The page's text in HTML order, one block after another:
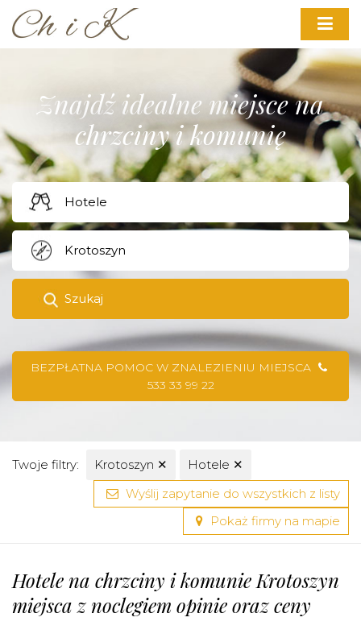
Znajdź idealne miejsce na
chrzciny i komunię
Szukaj
BEZPŁATNA POMOC W ZNALEZIENIU MIEJSCA
533 33 99 22
Twoje filtry: Krotoszyn ✕ Hotele ✕
Wyślij zapytanie do wszystkich z listy
Pokaż firmy na mapie
Hotele na chrzciny i komunie Krotoszyn
miejsca z noclegiem opinie oraz ceny